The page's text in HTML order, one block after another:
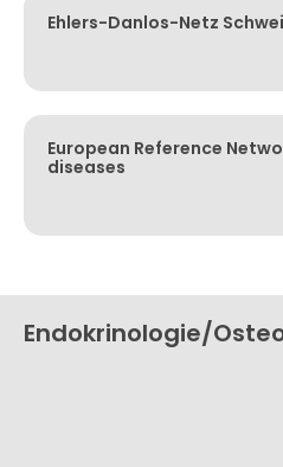
Ehlers-Danlos-Netz
European Reference
diseases
Endokrinologie/